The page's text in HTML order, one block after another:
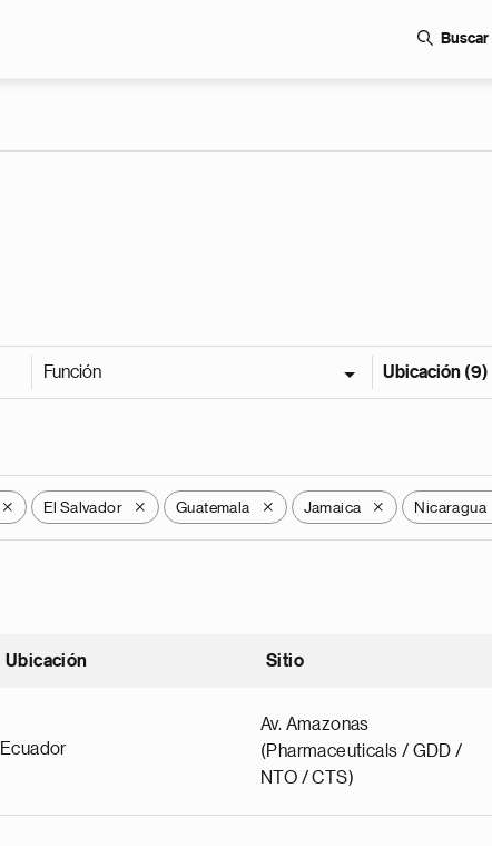
Buscar
Función Ubicación (9)
X El Salvador X Guatemala X Jamaica X Nicaragua
Ubicación Sitio
Ecuador
Av. Amazonas
(Pharmaceuticals / GDD /
NTO / CTS)